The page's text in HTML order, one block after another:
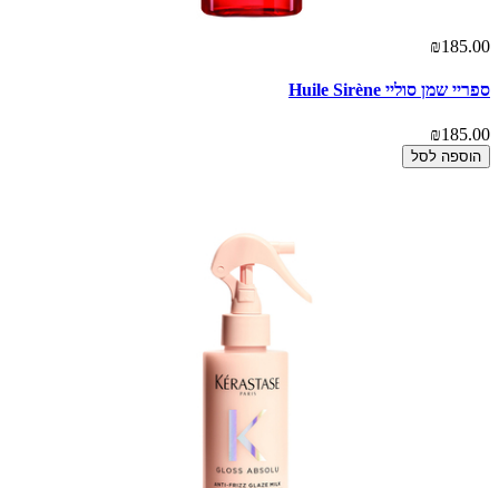
₪185.00
ספריי שמן סוליי Huile Sirène
₪185.00
הוספה לסל